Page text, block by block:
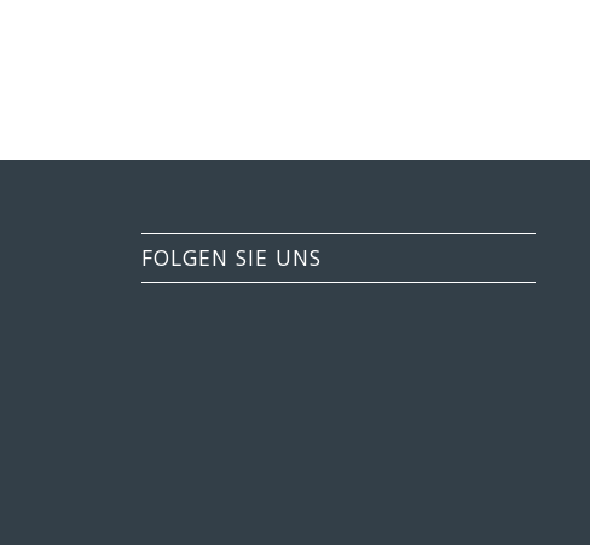
FOLGEN SIE UNS